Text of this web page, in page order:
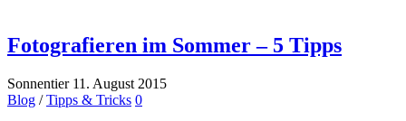
Fotografieren im Sommer – 5 Tipps
Sonnentier 11. August 2015
Blog /Tipps & Tricks 0